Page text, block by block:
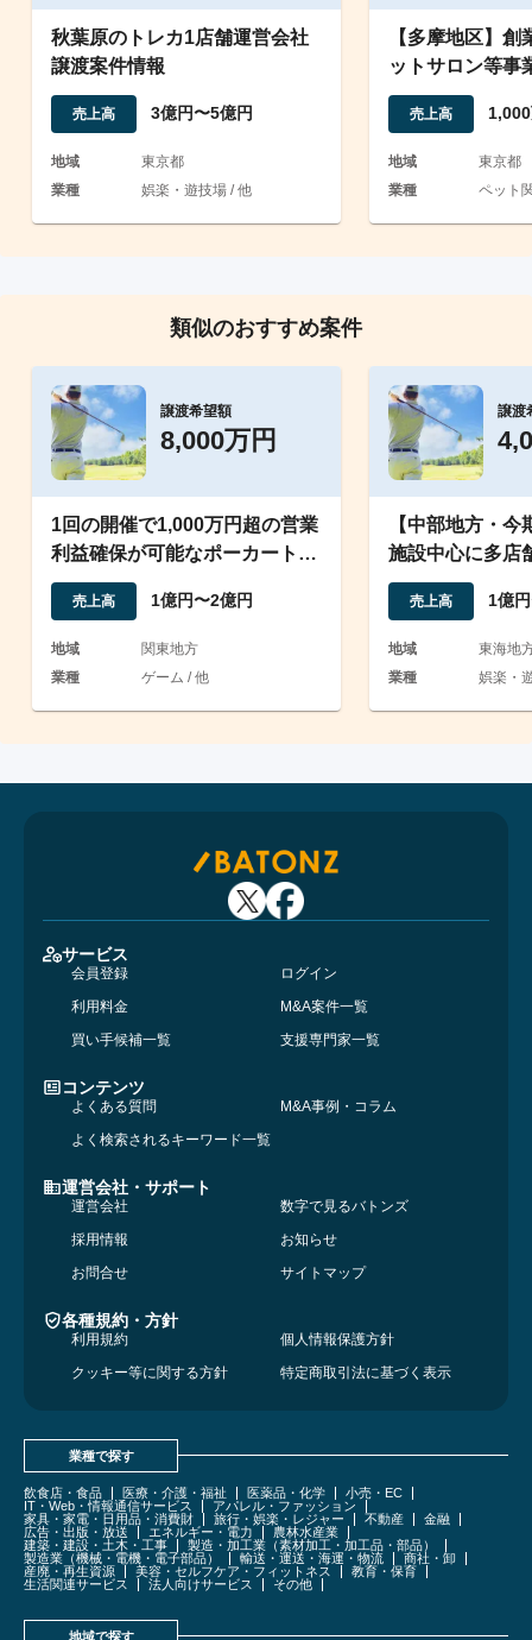
秋葉原のトレカ1店舗運営会社
譲渡案件情報
売上高 3億円〜5億円
地域
東京都
業種
娯楽・遊技場 / 他
【多摩地区】
ットサロン等事
数/従業員引継ぎ
売上高
地域
東京都
業種
ペット
類似のおすすめ案件
譲渡希望額
8,000万円
1回の開催で1,000万円超の営業
利益確保が可能なポーカートー
ナメント運営事業
売上高 1億円〜2億円
地域
関東地方
業種
ゲーム / 他
譲渡
【中部地方・
施設中心に多店
ューズメント事
売上高 1億
地域
東海地
業種
娯楽・
サービス
会員登録
ログイン
利用料金
M&A案件一覧
買い手候補一覧
支援専門家一覧
コンテンツ
よくある質問
M&A事例・コラム
よく検索されるキーワード一覧
運営会社・サポート
運営会社
数字で見るバトンズ
採用情報
お知らせ
お問合せ
サイトマップ
各種規約・方針
利用規約
個人情報保護方針
クッキー等に関する方針
特定商取引法に基づく表示
業種で探す
飲食店・食品 医療・介護・福祉 医薬品・化学
小売・EC
IT・Web・情報通信サービス
アパレル・ファッション
家具・家電・日用品・消費財
旅行・娯楽・レジャー 不動産
金融
広告・出版・放送
エネルギー・電力
農林水産業
建築・建設・土木・工事
製造・加工業（素材加工・加工品・部品）
製造業（機械・電機・電子部品）
輸送・運送・海運・物流
商社・卸
産廃・再生資源
美容・セルフケア・フィットネス
教育・保育
生活関連サービス
法人向けサービス その他
地域で探す